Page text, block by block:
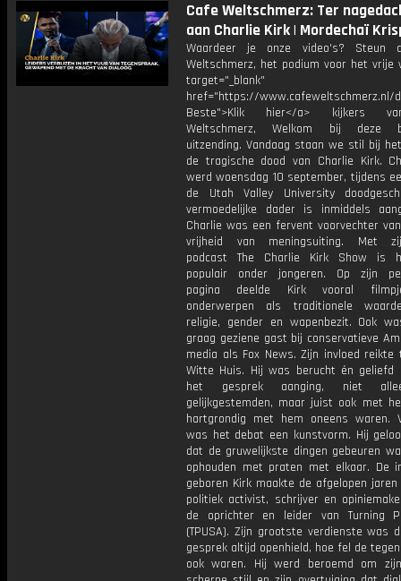
Cafe Weltschmerz: Ter
aan Charlie Kirk | Mordechaï
Waardeer je onze video's? Steun
Weltschmerz, het podium voor het vrije
target="_blank"
href="https://www.cafeweltschmerz.nl/
Beste">Klik hier</a> kijkers
Weltschmerz, Welkom bij deze
uitzending. Vandaag staan we stil bij
de tragische dood van Charlie Kirk.
werd woensdag 10 september, tijdens
de Utah Valley University
vermoedelijke dader is inmiddels
Charlie was een fervent voorvechter
vrijheid van meningsuiting. Met
podcast The Charlie Kirk Show is
populair onder jongeren. Op zijn
pagina deelde Kirk vooral
onderwerpen als traditionele
religie, gender en wapenbezit. Ook
graag geziene gast bij conservatieve
media als Fox News. Zijn invloed
Witte Huis. Hij was berucht én geliefd
het gesprek aanging, niet
gelijkgestemden, maar juist ook met
hartgrondig met hem oneens waren.
was het debat een kunstvorm. Hij
dat de gruwelijkste dingen gebeuren
ophouden met praten met elkaar. De
geboren Kirk maakte de afgelopen
politiek activist, schrijver en
de oprichter en leider van Turning
(TPUSA). Zijn grootste verdienste was
gesprek altijd openhield, hoe fel de
ook waren. Hij werd beroemd om